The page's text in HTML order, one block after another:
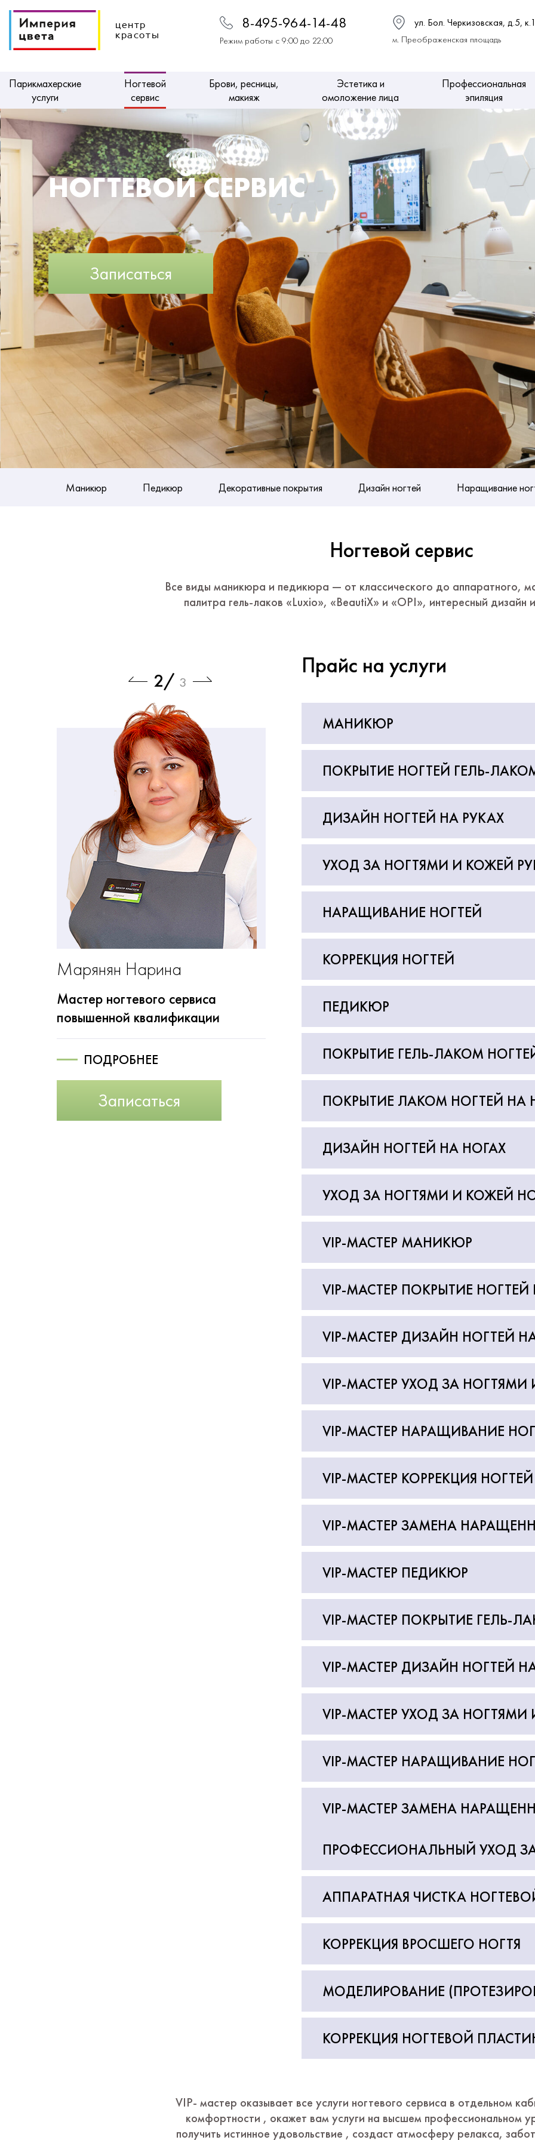
центр
красоты
8-495-964-14-48
Режим работы с 9:00 до 22:00
ул. Бол. Черкизовская, д.5, к.1
м. Преображенская площадь
Парикмахерские
услуги
Ногтевой
сервис
Брови, ресницы,
макияж
Эстетика и
омоложение лица
Профессиональная
эпиляция
НОГТЕВОЙ СЕРВИС
Записаться
Маникюр Педикюр Декоративные покрытия Дизайн ногтей Наращивание
Ногтевой сервис
Все виды маникюра и педикюра — от классического до аппаратного,
палитра гель-лаков «Luxio», «BeautiX» и «OPI», интересный дизайн
3/ 3
Янчу Неля
Мастер ногтевого сервиса
повышенной квалификации /
подолог
ПОДРОБНЕЕ
Записаться
Кутенкова Елена
Мастер ногтевого сервиса
повышенной квалификации
ПОДРОБНЕЕ
Записаться
Прайс на услуги
МАНИКЮР
ПОКРЫТИЕ НОГТЕЙ ГЕЛЬ-
ДИЗАЙН НОГТЕЙ НА РУКАХ
УХОД ЗА НОГТЯМИ И КОЖЕЙ
НАРАЩИВАНИЕ НОГТЕЙ
КОРРЕКЦИЯ НОГТЕЙ
ПЕДИКЮР
ПОКРЫТИЕ ГЕЛЬ-ЛАКОМ
ПОКРЫТИЕ ЛАКОМ НОГТЕЙ НА
ДИЗАЙН НОГТЕЙ НА НОГАХ
УХОД ЗА НОГТЯМИ И КОЖЕЙ
VIP-МАСТЕР МАНИКЮР
VIP-МАСТЕР ПОКРЫТИЕ НОГТЕЙ
VIP-МАСТЕР ДИЗАЙН НОГТЕЙ
VIP-МАСТЕР УХОД ЗА НОГТЯМИ
VIP-МАСТЕР НАРАЩИВАНИЕ
VIP-МАСТЕР КОРРЕКЦИЯ
VIP-МАСТЕР ЗАМЕНА
VIP-МАСТЕР ПЕДИКЮР
VIP-МАСТЕР ПОКРЫТИЕ ГЕЛЬ-
VIP-МАСТЕР ДИЗАЙН НОГТЕЙ
VIP-МАСТЕР УХОД ЗА
VIP-МАСТЕР НАРАЩИВАНИЕ
VIP-МАСТЕР ЗАМЕНА
ПРОФЕССИОНАЛЬНЫЙ УХОД
АППАРАТНАЯ ЧИСТКА
КОРРЕКЦИЯ ВРОСШЕГО НОГТЯ
МОДЕЛИРОВАНИЕ
КОРРЕКЦИЯ НОГТЕВОЙ
VIP- мастер оказывает все услуги ногтевого сервиса в отдельном
комфортности , окажет вам услуги на высшем профессиональном
получить истинное удовольствие , создаст атмосферу релакса,